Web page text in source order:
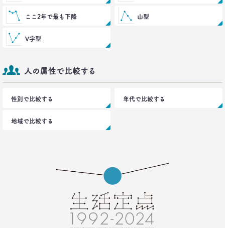
ここ2年で最も下降 山型
V字型
人の属性で比較する
性別で比較する 年代で比較する
地域で比較する